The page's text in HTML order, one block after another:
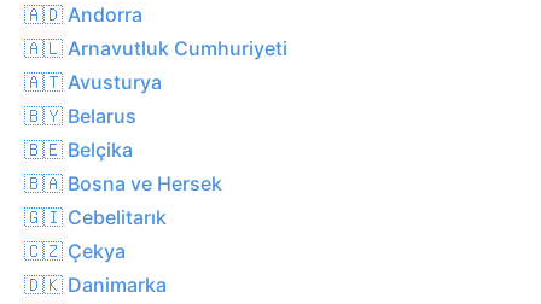
🇦🇩 Andorra
🇦🇱 Arnavutluk Cumhuriyeti
🇦🇹 Avusturya
🇧🇾 Belarus
🇧🇪 Belçika
🇧🇦 Bosna ve Hersek
🇬🇮 Cebelitarık
🇨🇿 Çekya
🇩🇰 Danimarka